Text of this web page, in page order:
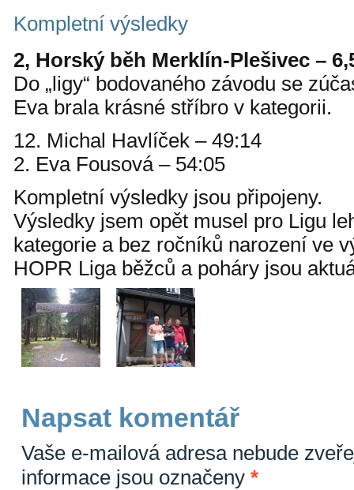
Kompletní výsledky
2, Horský běh Merklín-Plešivec –
Do „ligy“ bodovaného závodu se
Eva brala krásné stříbro v kategorii.
12. Michal Havlíček – 49:14
2. Eva Fousová – 54:05
Kompletní výsledky jsou připojeny.
Výsledky jsem opět musel pro Ligu
kategorie a bez ročníků narození ve
HOPR Liga běžců a poháry jsou
Napsat komentář
Vaše e-mailová adresa nebude
informace jsou označeny *